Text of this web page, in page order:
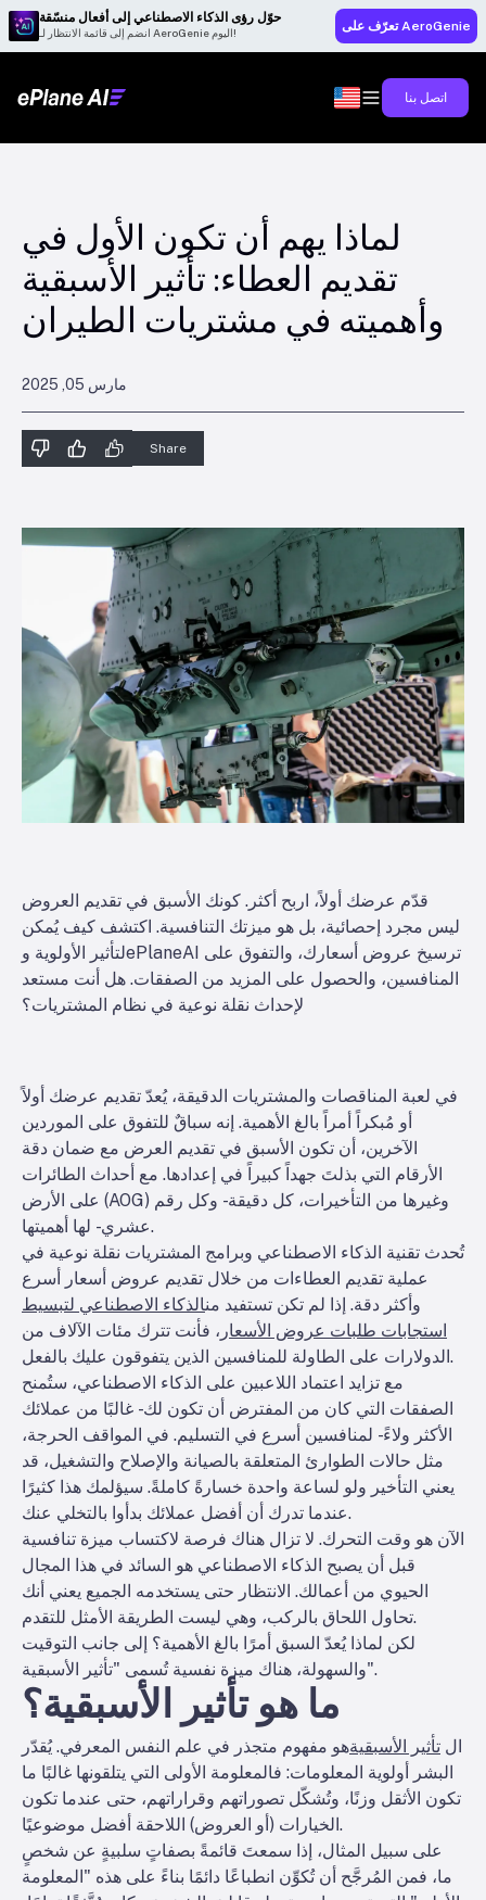
حوّل رؤى الذكاء الاصطناعي إلى أفعال منسّقة
انضم إلى قائمة الانتظار لـ AeroGenie اليوم! تعرّف على AeroGenie
اتصل بنا
لماذا يهم أن تكون الأول في
تقديم العطاء: تأثير الأسبقية
وأهميته في مشتريات الطيران
مارس 05, 2025
Share
قدّم عرضك أولاً، اربح أكثر. كونك الأسبق في تقديم العروض
ليس مجرد إحصائية، بل هو ميزتك التنافسية. اكتشف كيف يُمكن
لتأثير الأولوية وePlaneAI ترسيخ عروض أسعارك، والتفوق على
المنافسين، والحصول على المزيد من الصفقات. هل أنت مستعد
لإحداث نقلة نوعية في نظام المشتريات؟
في لعبة المناقصات والمشتريات الدقيقة، يُعدّ تقديم عرضك أولاً
أو مُبكراً أمراً بالغ الأهمية. إنه سباقٌ للتفوق على الموردين
الآخرين، أن تكون الأسبق في تقديم العرض مع ضمان دقة
الأرقام التي بذلتَ جهداً كبيراً في إعدادها. مع أحداث الطائرات
على الأرض (AOG) وغيرها من التأخيرات، كل دقيقة - وكل رقم
عشري - لها أهميتها.
تُحدث تقنية الذكاء الاصطناعي وبرامج المشتريات نقلة نوعية في
عملية تقديم العطاءات من خلال تقديم عروض أسعار أسرع
وأكثر دقة. إذا لم تكن تستفيد منالذكاء الاصطناعي لتبسيط
استجابات طلبات عروض الأسعار ، فأنت تترك مئات الآلاف من
الدولارات على الطاولة للمنافسين الذين يتفوقون عليك بالفعل.
مع تزايد اعتماد اللاعبين على الذكاء الاصطناعي، ستُمنح
الصفقات التي كان من المفترض أن تكون لك - غالبًا من عملائك
الأكثر ولاءً - لمنافسين أسرع في التسليم. في المواقف الحرجة،
مثل حالات الطوارئ المتعلقة بالصيانة والإصلاح والتشغيل، قد
يعني التأخير ولو لساعة واحدة خسارةً كاملةً. سيؤلمك هذا كثيرًا
عندما تدرك أن أفضل عملائك بدأوا بالتخلي عنك.
الآن هو وقت التحرك. لا تزال هناك فرصة لاكتساب ميزة تنافسية
قبل أن يصبح الذكاء الاصطناعي هو السائد في هذا المجال
الحيوي من أعمالك. الانتظار حتى يستخدمه الجميع يعني أنك
تحاول اللحاق بالركب، وهي ليست الطريقة الأمثل للتقدم.
لكن لماذا يُعدّ السبق أمرًا بالغ الأهمية؟ إلى جانب التوقيت
والسهولة، هناك ميزة نفسية تُسمى "تأثير الأسبقية".
ما هو تأثير الأسبقية؟
ال تأثير الأسبقيةهو مفهوم متجذر في علم النفس المعرفي. يُقدّر
البشر أولوية المعلومات: فالمعلومة الأولى التي يتلقونها غالبًا ما
تكون الأثقل وزنًا، وتُشكّل تصوراتهم وقراراتهم، حتى عندما تكون
الخيارات (أو العروض) اللاحقة أفضل موضوعيًا.
على سبيل المثال، إذا سمعتَ قائمةً بصفاتٍ سلبيةٍ عن شخصٍ
ما، فمن المُرجَّح أن تُكوِّن انطباعًا دائمًا بناءً على هذه "المعلومة